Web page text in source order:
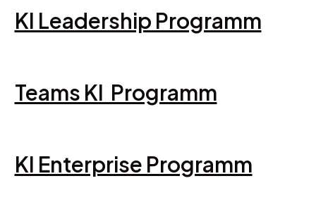
KI Leadership Programm
Teams KI Programm
KI Enterprise Programm